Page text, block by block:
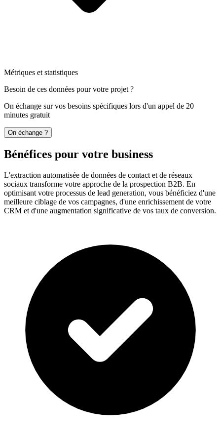
Métriques et statistiques
Besoin de ces données pour votre projet ?
On échange sur vos besoins spécifiques lors d'un appel de 20
minutes gratuit
On échange ?
Bénéfices pour votre business
L'extraction automatisée de données de contact et de réseaux
sociaux transforme votre approche de la prospection B2B. En
optimisant votre processus de lead generation, vous bénéficiez d'une
meilleure ciblage de vos campagnes, d'une enrichissement de votre
CRM et d'une augmentation significative de vos taux de conversion.